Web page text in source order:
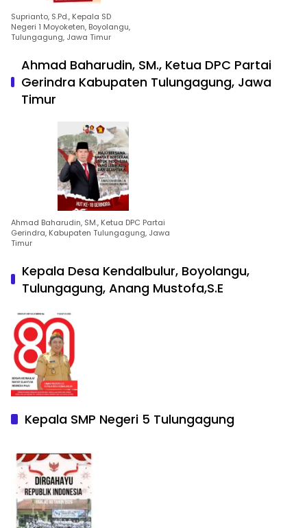
Suprianto, S.Pd., Kepala SD
Negeri 1 Moyoketen, Boyolangu,
Tulungagung, Jawa Timur
Ahmad Baharudin, SM., Ketua DPC Partai
Gerindra Kabupaten Tulungagung, Jawa
Timur
Ahmad Baharudin, SM., Ketua DPC Partai
Gerindra, Kabupaten Tulungagung, Jawa
Timur
Kepala Desa Kendalbulur, Boyolangu,
Tulungagung, Anang Mustofa,S.E
Kepala SMP Negeri 5 Tulungagung